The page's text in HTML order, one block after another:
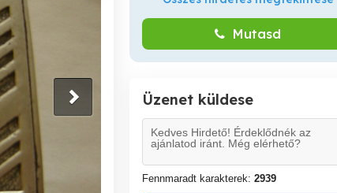
Mutasd
Üzenet küldese
Fennmaradt karakterek: 2939